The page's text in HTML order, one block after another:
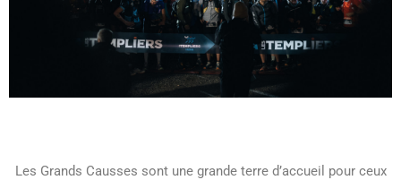
Les Grands Causses sont une grande terre d’accueil pour ceux